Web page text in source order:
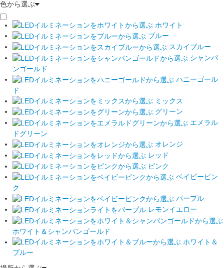
色から選ぶ
ホワイト
ブルー
スカイブルー
シャンパ
ンゴールド
ハニーゴール
ド
ミックス
グリーン
エメラル
ドグリーン
オレンジ
レッド
ピンク
ベイビーピン
ク
パープル
レモンイエロー
ホワイト＆シャンパンゴールド
ホワイト＆
ブルー